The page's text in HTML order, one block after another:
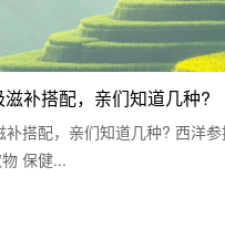
补搭配，亲们知道几种?
补搭配，亲们知道几种? 西洋
保健...